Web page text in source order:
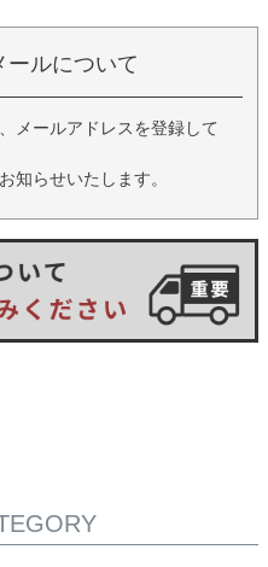
ールについて
メールアドレスを登録して
知らせいたします。